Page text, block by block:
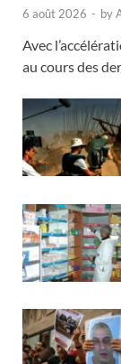
6 août 2026 - by
Avec
au cours des